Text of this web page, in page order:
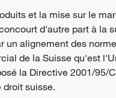
et la mise sur le
d'autre part à la
un alignement des
de la Suisse qu'est
la Directive 2001/95/
droit suisse.